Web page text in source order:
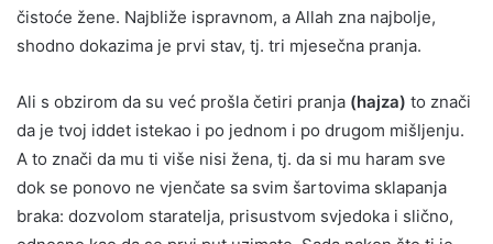
čistoće žene. Najbliže ispravnom, a Allah zna najbolje,
shodno dokazima je prvi stav, tj. tri mjesečna pranja.
Ali s obzirom da su već prošla četiri pranja (hajza) to znači
da je tvoj iddet istekao i po jednom i po drugom mišljenju.
A to znači da mu ti više nisi žena, tj. da si mu haram sve
dok se ponovo ne vjenčate sa svim šartovima sklapanja
braka: dozvolom staratelja, prisustvom svjedoka i slično,